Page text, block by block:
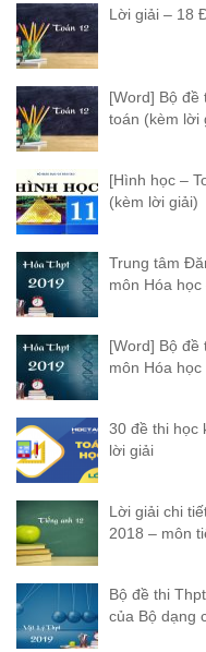
Lời giải – 18
[Word] Bộ đề
toán (kèm lời
[Hình học –
(kèm lời giải)
Trung tâm
môn Hóa
[Word] Bộ đề
môn Hóa
30 đề thi học
lời giải
Lời giải chi
2018 – môn
Bộ đề thi
của Bộ dạng